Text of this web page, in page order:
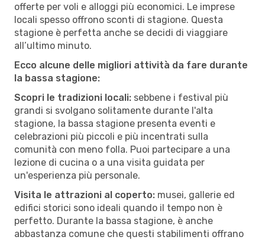
offerte per voli e alloggi più economici. Le imprese
locali spesso offrono sconti di stagione. Questa
stagione è perfetta anche se decidi di viaggiare
all’ultimo minuto.
Ecco alcune delle migliori attività da fare durante
la bassa stagione:
Scopri le tradizioni locali: sebbene i festival più
grandi si svolgano solitamente durante l'alta
stagione, la bassa stagione presenta eventi e
celebrazioni più piccoli e più incentrati sulla
comunità con meno folla. Puoi partecipare a una
lezione di cucina o a una visita guidata per
un'esperienza più personale.
Visita le attrazioni al coperto: musei, gallerie ed
edifici storici sono ideali quando il tempo non è
perfetto. Durante la bassa stagione, è anche
abbastanza comune che questi stabilimenti offrano